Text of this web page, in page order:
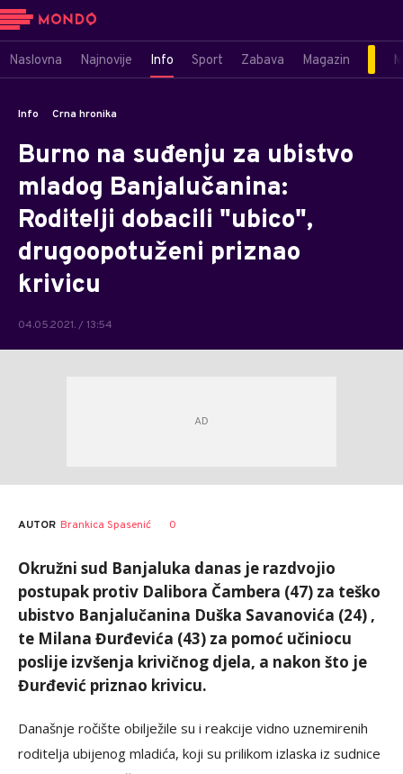
Naslovna Najnovije Info Sport Zabava Magazin
Info Crna hronika
Burno na suđenju za ubistvo
mladog Banjalučanina:
Roditelji dobacili "ubico",
drugoopotuženi priznao
krivicu
04.05.2021. / 13:54
AUTOR Brankica Spasenić 0
Okružni sud Banjaluka danas je razdvojio
postupak protiv Dalibora Čambera (47) za teško
ubistvo Banjalučanina Duška Savanovića (24) ,
te Milana Đurđevića (43) za pomoć učiniocu
poslije izvšenja krivičnog djela, a nakon što je
Đurđević priznao krivicu.
Današnje ročište obilježile su i reakcije vidno uznemirenih
roditelja ubijenog mladića, koji su prilikom izlaska iz sudnice